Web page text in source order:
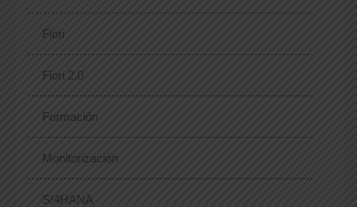
Fiori
Fiori 2.0
Formación
Monitorización
S/4HANA